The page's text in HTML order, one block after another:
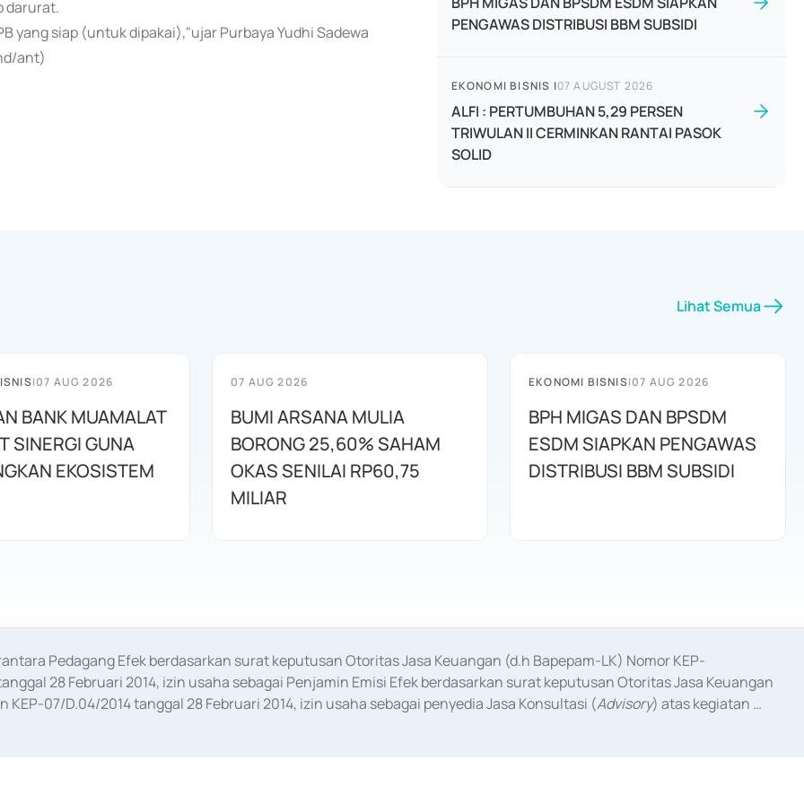
darurat.
yang siap (untuk dipakai),"ujar Purbaya Yudhi Sadewa
ant)
PENGAWAS DISTRIBUSI BBM SUBSIDI
EKONOMI BISNIS |07 AUGUST 2026
ALFI : PERTUMBUHAN 5,29 PERSEN
TRIWULAN II CERMINKAN RANTAI PASOK
SOLID
Lihat Semua
|07 AUG 2026
BANK MUAMALAT
SINERGI GUNA
EKOSISTEM
07 AUG 2026
BUMI ARSANA MULIA
BORONG 25,60% SAHAM
OKAS SENILAI RP60,75
MILIAR
EKONOMI BISNIS|07 AUG 2026
BPH MIGAS DAN BPSDM
ESDM SIAPKAN PENGAWAS
DISTRIBUSI BBM SUBSIDI
Pedagang Efek berdasarkan surat keputusan Otoritas Jasa Keuangan (d.h Bapepam-LK) Nomor KEP-
28 Februari 2014, izin usaha sebagai Penjamin Emisi Efek berdasarkan surat keputusan Otoritas Jasa Keuangan
KEP-07/D.04/2014 tanggal 28 Februari 2014, izin usaha sebagai penyedia Jasa Konsultasi (Advisory) atas kegiatan